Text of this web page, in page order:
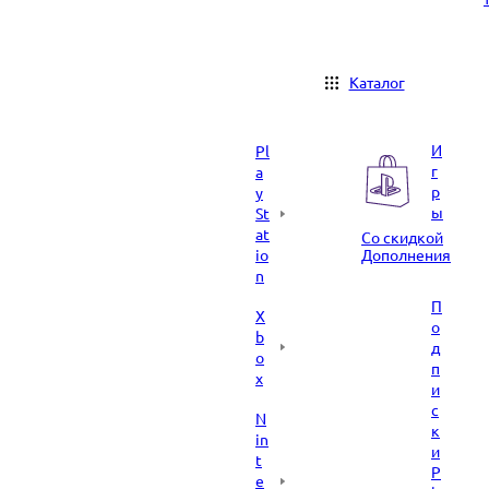
Каталог
Pl
a
y
St
at
io
n
X
b
o
x
N
in
t
e
И
г
р
ы
Со скидкой
Дополнения
П
о
д
п
и
с
к
и
P